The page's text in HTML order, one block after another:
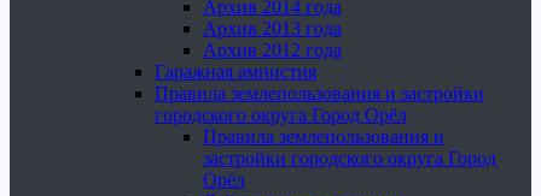
Архив 2014 года
Архив 2013 года
Архив 2012 года
Гаражная амнистия
Правила землепользования и застройки
городского округа Город Орёл
Правила землепользования и
застройки городского округа Город
Орёл